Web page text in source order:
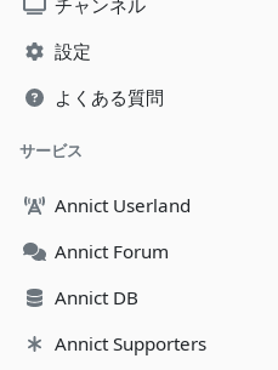
チャンネル
設定
よくある質問
サービス
Annict Userland
Annict Forum
Annict DB
Annict Supporters